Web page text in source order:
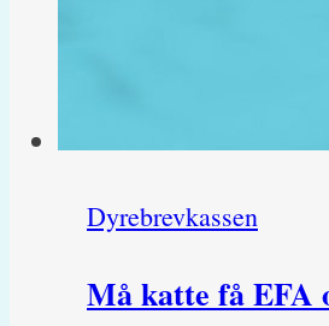
Dyrebrevkassen
Må katte få EFA